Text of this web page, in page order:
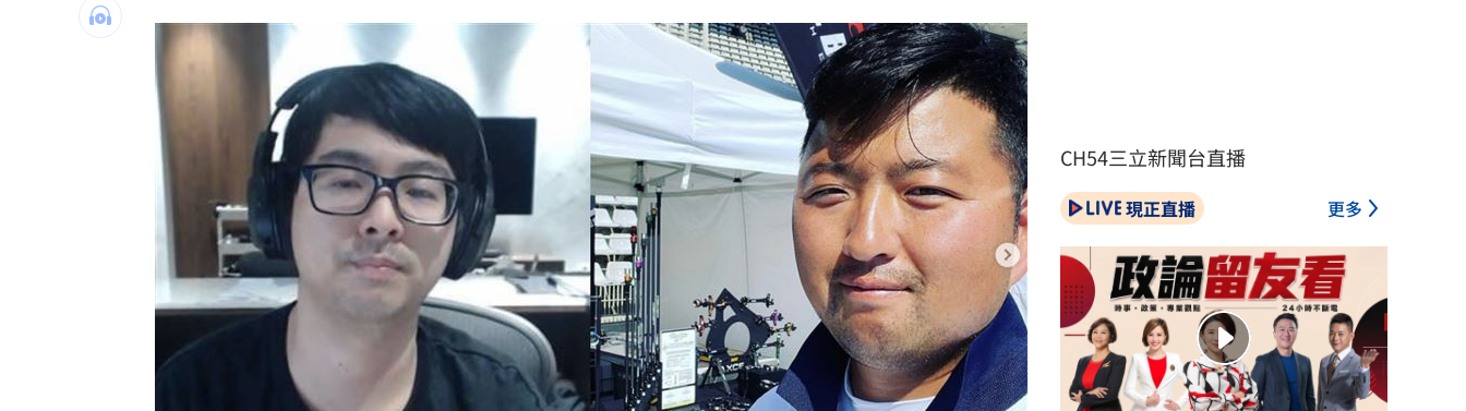
台北市長投票結果曝 她驚喊：蔣該緊張了 05:33
慈濟遭詐10億 陳時中4年前苦勸1句被罵爆
設備大廠的「他」！上半年獲利達去年6成 05:30
外資砍它2萬張 38萬股東拿綠螢光棒自嗨 05:30
台灣彩券開獎直播中 20:31
LIVE三立+24小時直播 15:27
三立iNEWS新聞台線上直播 18:00
理想混蛋號召粉絲跨海追星吃美食！ 18:15
CH54三立新聞台直播
現正直播 更多